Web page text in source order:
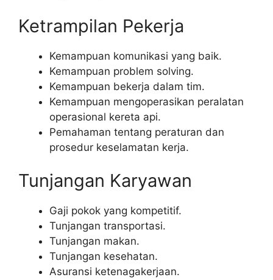
Ketrampilan Pekerja
Kemampuan komunikasi yang baik.
Kemampuan problem solving.
Kemampuan bekerja dalam tim.
Kemampuan mengoperasikan peralatan
operasional kereta api.
Pemahaman tentang peraturan dan
prosedur keselamatan kerja.
Tunjangan Karyawan
Gaji pokok yang kompetitif.
Tunjangan transportasi.
Tunjangan makan.
Tunjangan kesehatan.
Asuransi ketenagakerjaan.